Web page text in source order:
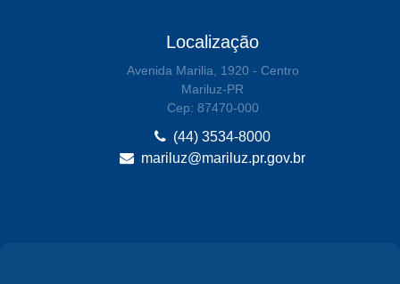
Localização
Avenida Marilia, 1920 - Centro
Mariluz-PR
Cep: 87470-000
(44) 3534-8000
mariluz@mariluz.pr.gov.br